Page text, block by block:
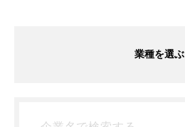
業種を選ぶ